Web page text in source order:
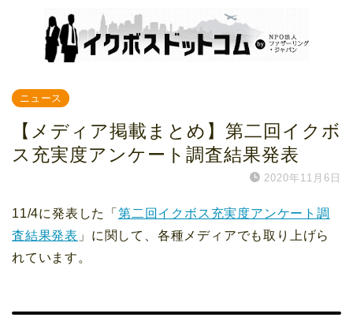
ニュース
【メディア掲載まとめ】第二回イクボ
ス充実度アンケート調査結果発表
2020年11月6日
11/4に発表した「 第二回イクボス充実度アンケート調
査結果発表 」に関して、各種メディアでも取り上げら
れています。